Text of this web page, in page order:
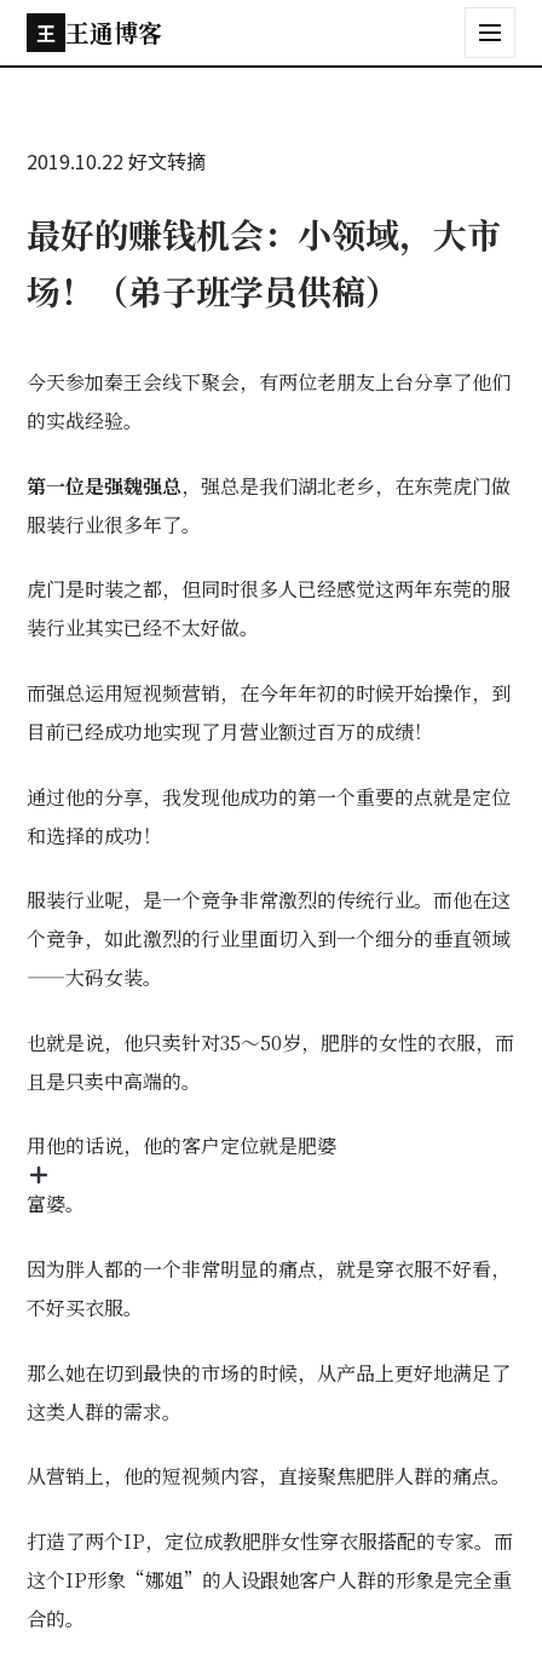
王 王通博客
2019.10.22好文转摘
最好的赚钱机会：小领域，大市
场！（弟子班学员供稿）
今天参加秦王会线下聚会，有两位老朋友上台分享了他们
的实战经验。
第一位是强魏强总，强总是我们湖北老乡，在东莞虎门做
服装行业很多年了。
虎门是时装之都，但同时很多人已经感觉这两年东莞的服
装行业其实已经不太好做。
而强总运用短视频营销，在今年年初的时候开始操作，到
目前已经成功地实现了月营业额过百万的成绩！
通过他的分享，我发现他成功的第一个重要的点就是定位
和选择的成功！
服装行业呢，是一个竞争非常激烈的传统行业。而他在这
个竞争，如此激烈的行业里面切入到一个细分的垂直领域
——大码女装。
也就是说，他只卖针对35～50岁，肥胖的女性的衣服，而
且是只卖中高端的。
用他的话说，他的客户定位就是肥婆
富婆。
因为胖人都的一个非常明显的痛点，就是穿衣服不好看，
不好买衣服。
那么她在切到最快的市场的时候，从产品上更好地满足了
这类人群的需求。
从营销上，他的短视频内容，直接聚焦肥胖人群的痛点。
打造了两个IP，定位成教肥胖女性穿衣服搭配的专家。而
这个IP形象“娜姐”的人设跟她客户人群的形象是完全重
合的。